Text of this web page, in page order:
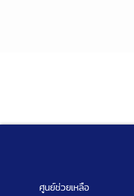
ศูนย์ช่วยเหลือ